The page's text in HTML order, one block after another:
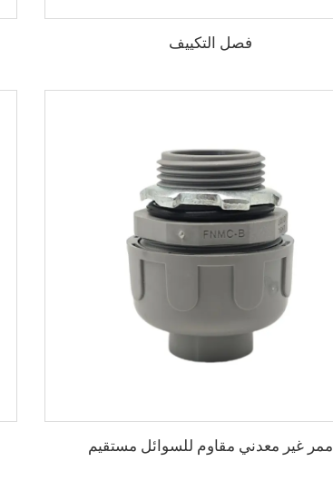
فصل التكييف
ممر غير معدني مقاوم للسوائل مستقيم